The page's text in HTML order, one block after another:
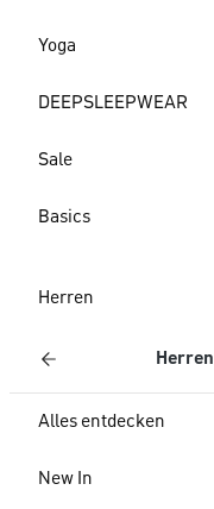
Yoga
DEEPSLEEPWEAR
Sale
Basics
Herren
Herren
Alles entdecken
New In